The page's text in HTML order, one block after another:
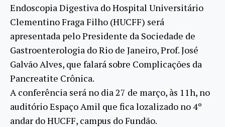
Endoscopia Digestiva do Hospital Universitário
Clementino Fraga Filho (HUCFF) será
apresentada pelo Presidente da Sociedade de
Gastroenterologia do Rio de Janeiro, Prof. José
Galvão Alves, que falará sobre Complicações da
Pancreatite Crônica.
A conferência será no dia 27 de março, às 11h, no
auditório Espaço Amil que fica lozalizado no 4º
andar do HUCFF, campus do Fundão.